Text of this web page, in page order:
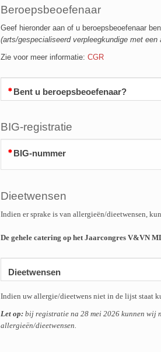
Beroepsbeoefenaar
Geef hieronder aan of u beroepsbeoefenaar
(arts/gespecialiseerd verpleegkundige met
Zie voor meer informatie: CGR
Bent u beroepsbeoefenaar?
BIG-registratie
BIG-nummer
Dieetwensen
Indien er sprake is van allergieën/dieetwensen,
De gehele catering op het Jaarcongres V&VN
Dieetwensen
Indien uw allergie/dieetwens niet in de lijst staat
Let op:bij registratie na 28 mei 2026 kunnen wij
allergieën/dieetwensen.